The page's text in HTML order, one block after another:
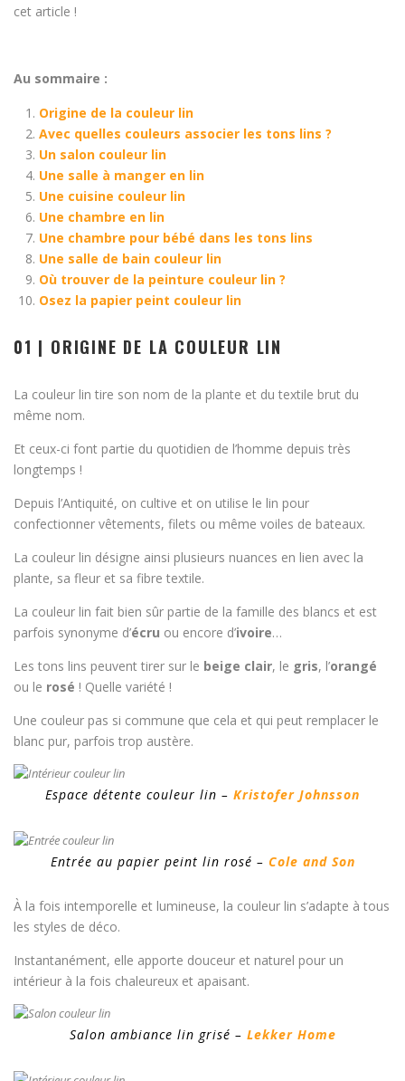
cet article !
Au sommaire :
Origine de la couleur lin
Avec quelles couleurs associer les tons lins ?
Un salon couleur lin
Une salle à manger en lin
Une cuisine couleur lin
Une chambre en lin
Une chambre pour bébé dans les tons lins
Une salle de bain couleur lin
Où trouver de la peinture couleur lin ?
Osez la papier peint couleur lin
01 | ORIGINE DE LA COULEUR LIN
La couleur lin tire son nom de la plante et du textile brut du
même nom.
Et ceux-ci font partie du quotidien de l’homme depuis très
longtemps !
Depuis l’Antiquité, on cultive et on utilise le lin pour
confectionner vêtements, filets ou même voiles de bateaux.
La couleur lin désigne ainsi plusieurs nuances en lien avec la
plante, sa fleur et sa fibre textile.
La couleur lin fait bien sûr partie de la famille des blancs et est
parfois synonyme d’écru ou encore d’ivoire…
Les tons lins peuvent tirer sur le beige clair, le gris, l’orangé
ou le rosé ! Quelle variété !
Une couleur pas si commune que cela et qui peut remplacer le
blanc pur, parfois trop austère.
Espace détente couleur lin – Kristofer Johnsson
Entrée au papier peint lin rosé – Cole and Son
À la fois intemporelle et lumineuse, la couleur lin s’adapte à tous
les styles de déco.
Instantanément, elle apporte douceur et naturel pour un
intérieur à la fois chaleureux et apaisant.
Salon ambiance lin grisé – Lekker Home